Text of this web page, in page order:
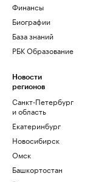
Финансы
Биографии
База знаний
РБК Образование
Новости
регионов
Санкт-Петербург
и область
Екатеринбург
Новосибирск
Омск
Башкортостан